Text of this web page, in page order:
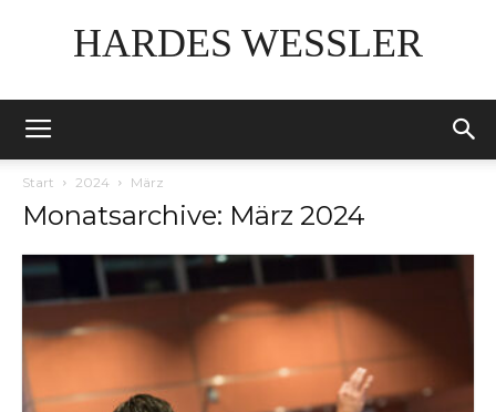
HARDES WESSLER
Start 2024 März
Monatsarchive: März 2024